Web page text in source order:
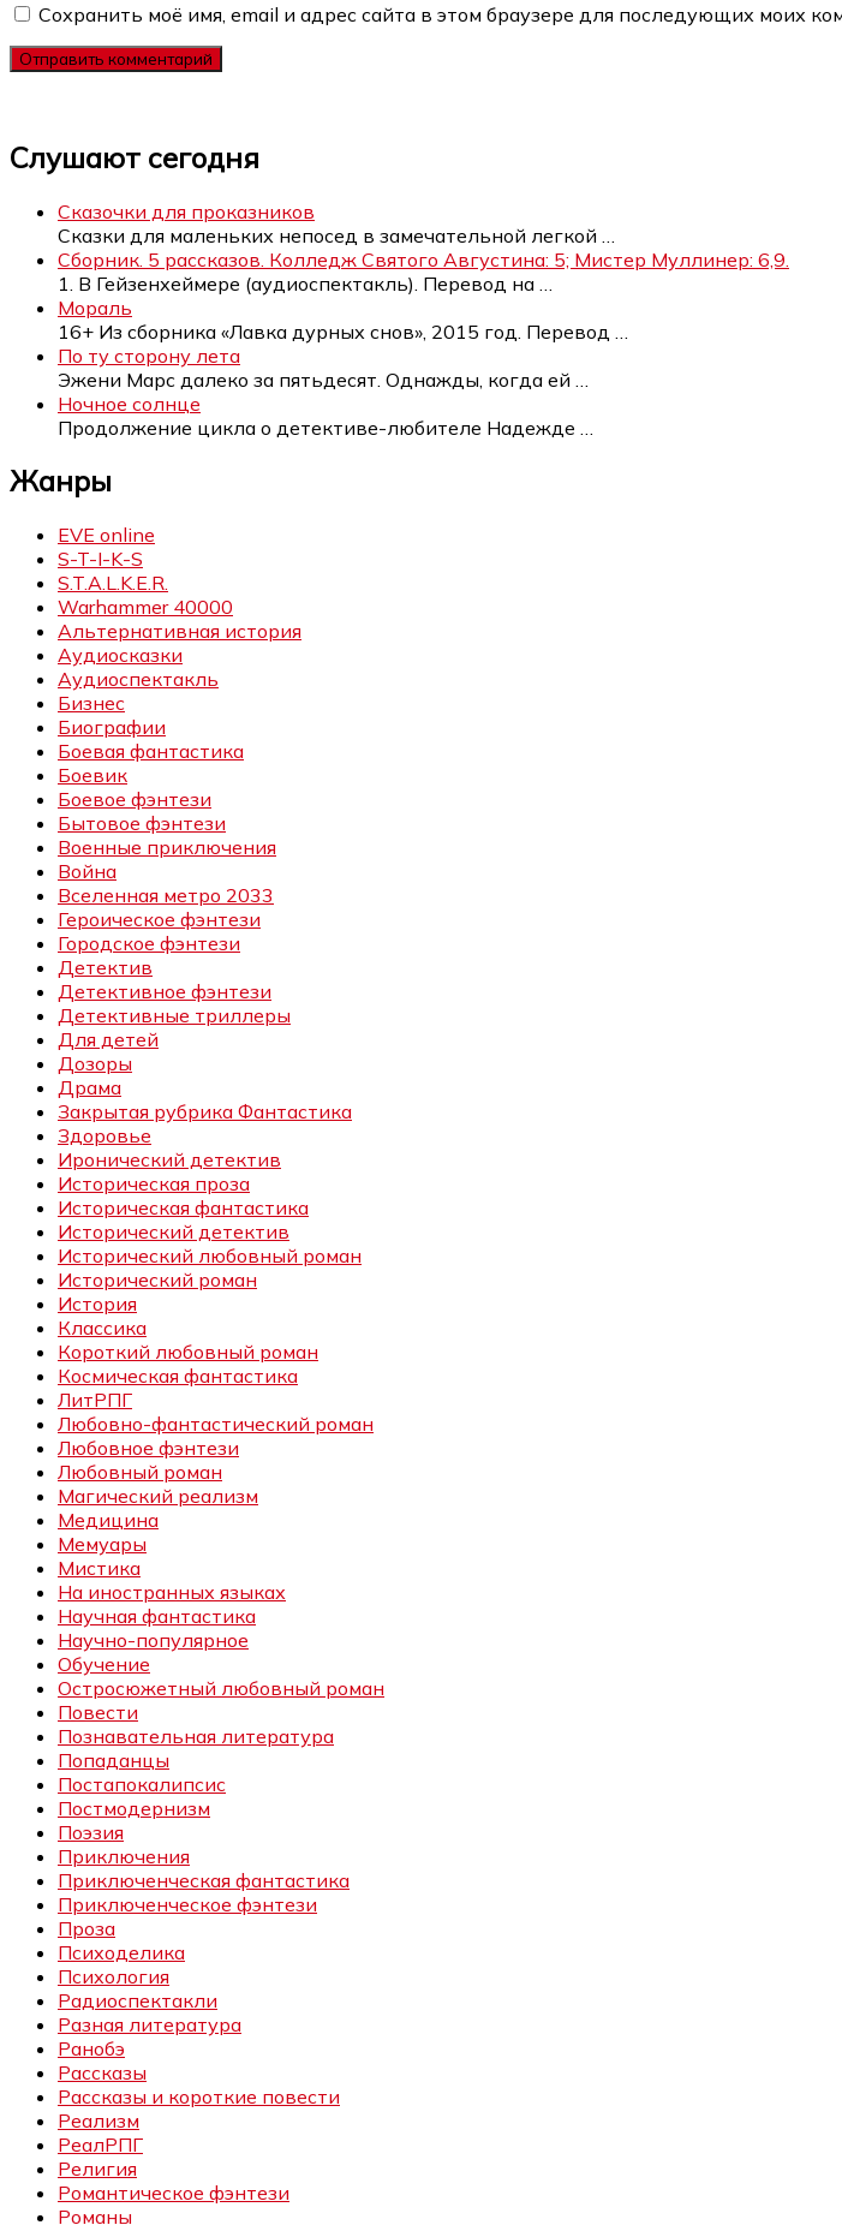
Сохранить моё имя, email и адрес сайта в этом браузере для последующих моих
Слушают сегодня
Сказочки для проказников
Сказки для маленьких непосед в замечательной легкой
Сборник. 5 рассказов. Колледж Святого Августина: 5; Мистер Муллинер: 6,9.
1. В Гейзенхеймере (аудиоспектакль). Перевод на
Мораль
16+ Из сборника «Лавка дурных снов», 2015 год. Перевод
По ту сторону лета
Эжени Марс далеко за пятьдесят. Однажды, когда ей
Ночное солнце
Продолжение цикла о детективе-любителе Надежде
Жанры
EVE online
S-T-I-K-S
S.T.A.L.K.E.R.
Warhammer 40000
Альтернативная история
Аудиосказки
Аудиоспектакль
Бизнес
Биографии
Боевая фантастика
Боевик
Боевое фэнтези
Бытовое фэнтези
Военные приключения
Война
Вселенная метро 2033
Героическое фэнтези
Городское фэнтези
Детектив
Детективное фэнтези
Детективные триллеры
Для детей
Дозоры
Драма
Закрытая рубрика Фантастика
Здоровье
Иронический детектив
Историческая проза
Историческая фантастика
Исторический детектив
Исторический любовный роман
Исторический роман
История
Классика
Короткий любовный роман
Космическая фантастика
ЛитРПГ
Любовно-фантастический роман
Любовное фэнтези
Любовный роман
Магический реализм
Медицина
Мемуары
Мистика
На иностранных языках
Научная фантастика
Научно-популярное
Обучение
Остросюжетный любовный роман
Повести
Познавательная литература
Попаданцы
Постапокалипсис
Постмодернизм
Поэзия
Приключения
Приключенческая фантастика
Приключенческое фэнтези
Проза
Психоделика
Психология
Радиоспектакли
Разная литература
Ранобэ
Рассказы
Рассказы и короткие повести
Реализм
РеалРПГ
Религия
Романтическое фэнтези
Романы